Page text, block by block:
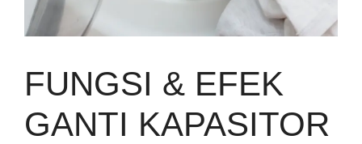
FUNGSI & EFEK
GANTI KAPASITOR